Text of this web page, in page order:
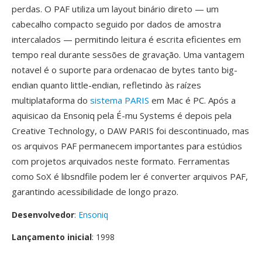
perdas. O PAF utiliza um layout binário direto — um
cabecalho compacto seguido por dados de amostra
intercalados — permitindo leitura é escrita eficientes em
tempo real durante sessões de gravação. Uma vantagem
notavel é o suporte para ordenacao de bytes tanto big-
endian quanto little-endian, refletindo às raízes
multiplataforma do sistema PARIS em Mac é PC. Após a
aquisicao da Ensoniq pela É-mu Systems é depois pela
Creative Technology, o DAW PARIS foi descontinuado, mas
os arquivos PAF permanecem importantes para estúdios
com projetos arquivados neste formato. Ferramentas
como SoX é libsndfile podem ler é converter arquivos PAF,
garantindo acessibilidade de longo prazo.
Desenvolvedor: Ensoniq
Lançamento inicial: 1998